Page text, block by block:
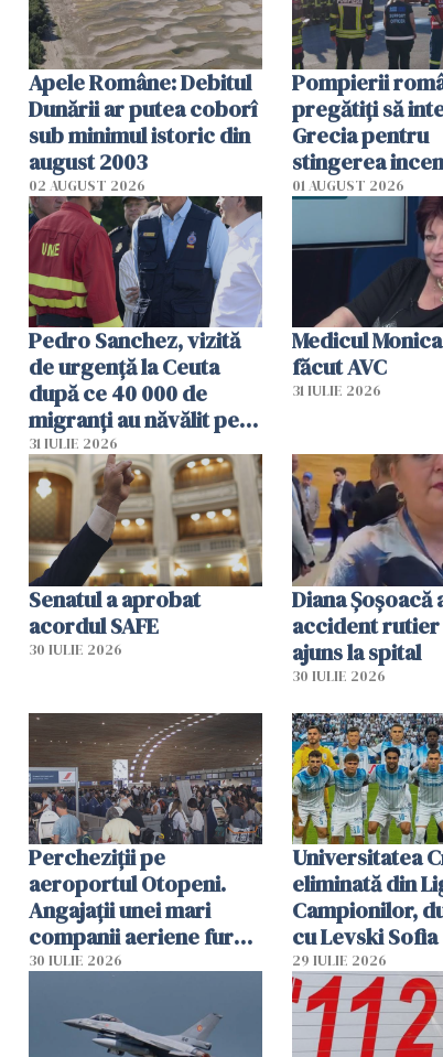
Apele Române: Debitul
Dunării ar putea coborî
sub minimul istoric din
august 2003
02 AUGUST 2026
Pompierii
pregătiţi să
Grecia pentru
stingerea
01 AUGUST 2026
Pedro Sanchez, vizită
de urgență la Ceuta
după ce 40 000 de
migranți au năvălit pe
teritoriul spaniol: „Vom
mobiliza toate
resursele"
31 IULIE 2026
Medicul
făcut AVC
31 IULIE 2026
Senatul a aprobat
acordul SAFE
30 IULIE 2026
Diana Șoșoacă
accident rutier
ajuns la spital
30 IULIE 2026
Percheziții pe
aeroportul Otopeni.
Angajații unei mari
companii aeriene furau
parfumuri, ceasuri și
vânzării
30 IULIE 2026
Universitatea
eliminată din
Campionilor,
cu Levski Sofia
29 IULIE 2026